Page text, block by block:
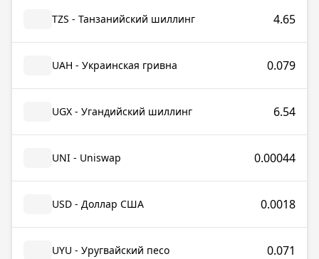
TZS - Танзанийский шиллинг 4.65
UAH - Украинская гривна 0.079
UGX - Угандийский шиллинг 6.54
UNI - Uniswap 0.00044
USD - Доллар США 0.0018
UYU - Уругвайский песо 0.071